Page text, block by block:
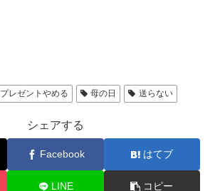
プレゼントやめる 母の日 送らない
シェアする
Facebook はてブ
LINE コピー